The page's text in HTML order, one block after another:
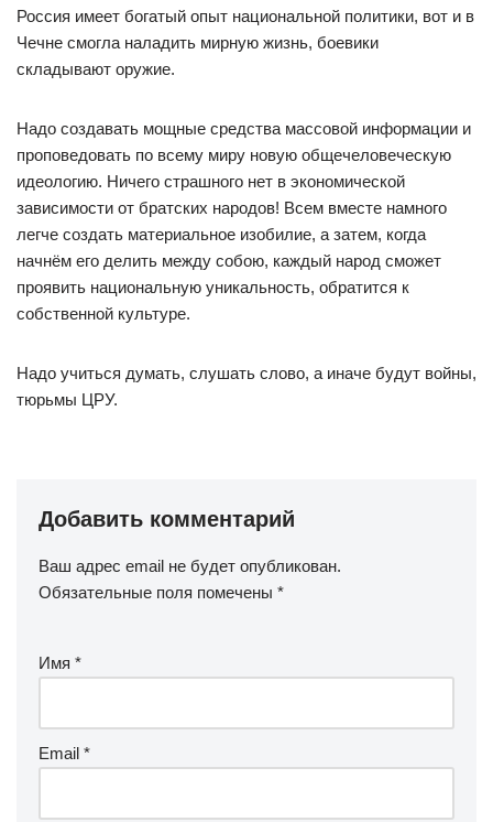
Россия имеет богатый опыт национальной политики, вот и в
Чечне смогла наладить мирную жизнь, боевики
складывают оружие.
Надо создавать мощные средства массовой информации и
проповедовать по всему миру новую общечеловеческую
идеологию. Ничего страшного нет в экономической
зависимости от братских народов! Всем вместе намного
легче создать материальное изобилие, а затем, когда
начнём его делить между собою, каждый народ сможет
проявить национальную уникальность, обратится к
собственной культуре.
Надо учиться думать, слушать слово, а иначе будут войны,
тюрьмы ЦРУ.
Добавить комментарий
Ваш адрес email не будет опубликован.
Обязательные поля помечены *
Имя *
Email *